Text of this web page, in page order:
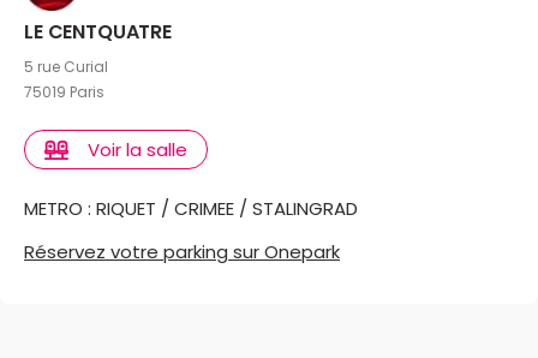
LE CENTQUATRE
5 rue Curial
75019 Paris
Voir la salle
METRO : RIQUET / CRIMEE / STALINGRAD
Réservez votre parking sur Onepark